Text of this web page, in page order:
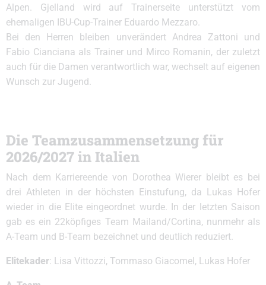
Alpen. Gjelland wird auf Trainerseite unterstützt vom
ehemaligen IBU-Cup-Trainer Eduardo Mezzaro.
Bei den Herren bleiben unverändert Andrea Zattoni und
Fabio Cianciana als Trainer und Mirco Romanin, der zuletzt
auch für die Damen verantwortlich war, wechselt auf eigenen
Wunsch zur Jugend.
Die Teamzusammensetzung für
2026/2027 in Italien
Nach dem Karriereende von Dorothea Wierer bleibt es bei
drei Athleten in der höchsten Einstufung, da Lukas Hofer
wieder in die Elite eingeordnet wurde. In der letzten Saison
gab es ein 22köpfiges Team Mailand/Cortina, nunmehr als
A-Team und B-Team bezeichnet und deutlich reduziert.
Elitekader: Lisa Vittozzi, Tommaso Giacomel, Lukas Hofer